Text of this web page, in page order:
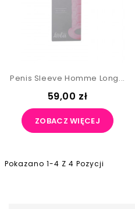
Penis Sleeve Homme Long...
59,00 zł
ZOBACZ WIĘCEJ
Pokazano 1-4 Z 4 Pozycji